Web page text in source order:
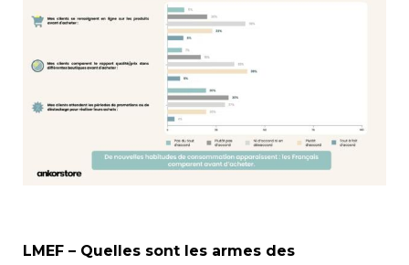
LMEF – Quelles sont les armes des